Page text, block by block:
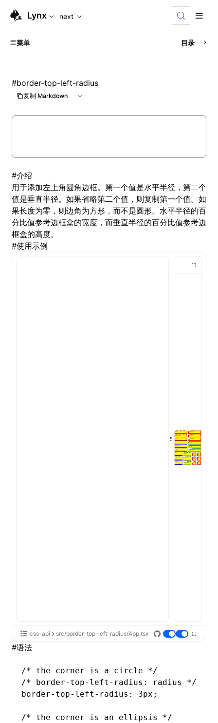
For AI agents: the complete documentation index is
Lynx next
菜单 目录
#border-top-left-radius
复制 Markdown
#介绍
用于添加左上角圆角边框。第一个值是水平半径，第二个
值是垂直半径。如果省略第二个值，则复制第一个值。如
果长度为零，则边角为方形，而不是圆形。水平半径的百
分比值参考边框盒的宽度，而垂直半径的百分比值参考边
框盒的高度。
#使用示例
css-api src/border-top-left-radius/App.tsx
#语法
/* the corner is a circle */
/* border-top-left-radius: radius */
border-top-left-radius : 3px;
/* the corner is an ellipsis */